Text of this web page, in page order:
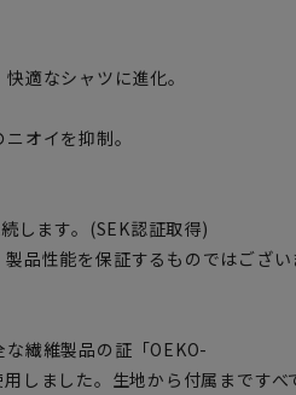
適なシャツに進化。
オイを抑制。
します。(SEK認証取得)
品性能を保証するものではござい
繊維製品の証「OEKO-
しました。生地から付属まですべ